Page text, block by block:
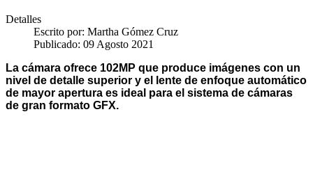
Detalles
Escrito por: Martha Gómez Cruz
Publicado: 09 Agosto 2021
La cámara ofrece 102MP que produce imágenes con un
nivel de detalle superior y el lente de enfoque automático
de mayor apertura es ideal para el sistema de cámaras
de gran formato GFX.